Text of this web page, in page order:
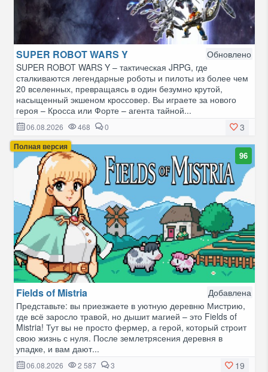
SUPER ROBOT WARS Y
Обновлено
SUPER ROBOT WARS Y – тактическая JRPG, где
сталкиваются легендарные роботы и пилоты из более чем
20 вселенных, превращаясь в один безумно крутой,
насыщенный экшеном кроссовер. Вы играете за нового
героя – Кросса или Форте – агента тайной...
3
06.08.2026 468 0
Полная версия
96
Fields of Mistria
Добавлена
Представьте: вы приезжаете в уютную деревню Мистрию,
где всё заросло травой, но дышит магией – это Fields of
Mistria! Тут вы не просто фермер, а герой, который строит
свою жизнь с нуля. После землетрясения деревня в
упадке, и вам дают...
19
06.08.2026 2 587 3